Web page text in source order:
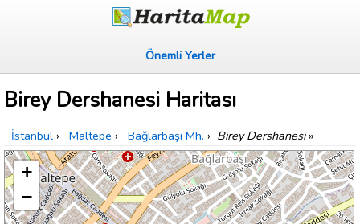
Önemli Yerler
Birey Dershanesi Haritası
İstanbul › Maltepe › Bağlarbaşı Mh. › Birey Dershanesi»
+
−